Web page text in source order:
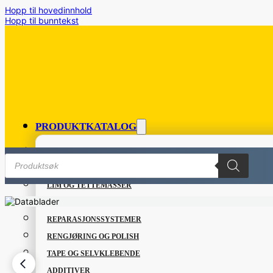
Hopp til hovedinnhold
Hopp til bunntekst
PRODUKTKATALOG
GRUNNING OG LAKK
LIM OG TETTEMASSER
REPARASJONSPRODUKTER
REPARASJONSSYSTEMER
RENGJØRING OG POLISH
TAPE OG SELVKLEBENDE
ADDITIVER
Products
search